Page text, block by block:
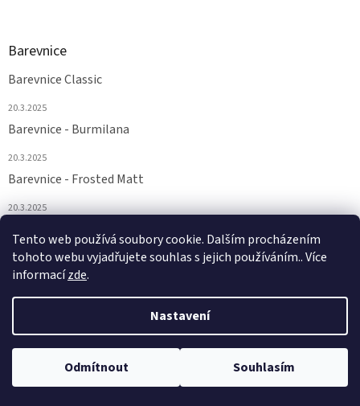
Tento web používá soubory cookie. Dalším procházením
tohoto webu vyjadřujete souhlas s jejich používáním.. Více
informacízde.
Nastavení
Odmítnout Souhlasím
Barevnice
Barevnice Classic
20.3.2025
Barevnice - Burmilana
20.3.2025
Barevnice - Frosted Matt
20.3.2025
20.3.2025
Vytvořil Shoptet
Copyright 2026 . Všechna práva vyhrazena.